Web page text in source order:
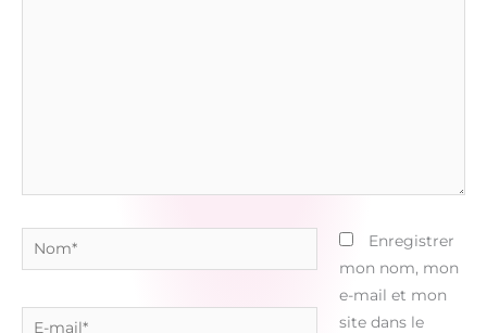
Nom*
E-
Enregistrer
mon nom, mon
e-mail et mon
site dans le